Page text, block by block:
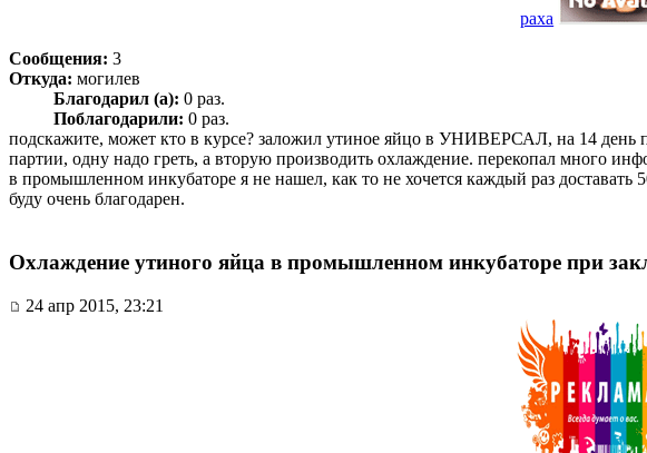
paxa
Сообщения: 3
Откуда: могилев
Благодарил (а): 0 раз.
Поблагодарили: 0 раз.
подскажите, может кто в курсе? заложил утиное яйцо в УНИВЕРСАЛ, на 14
партии, одну надо греть, а вторую производить охлаждение. перекопал много
в промышленном инкубаторе я не нашел, как то не хочется каждый раз доставать
буду очень благодарен.
Охлаждение утиного яйца в промышленном инкубаторе при
24 апр 2015, 23:21